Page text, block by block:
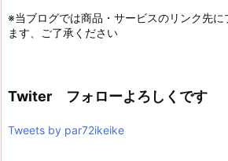
※当ブログでは商品・サービスのリンク先に
ます、ご了承ください
Twiter フォローよろしくです
Tweets by par72ikeike